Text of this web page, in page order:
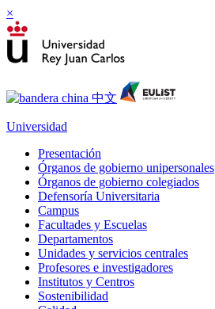
×
Universidad
Presentación
Órganos de gobierno unipersonales
Órganos de gobierno colegiados
Defensoría Universitaria
Campus
Facultades y Escuelas
Departamentos
Unidades y servicios centrales
Profesores e investigadores
Institutos y Centros
Sostenibilidad